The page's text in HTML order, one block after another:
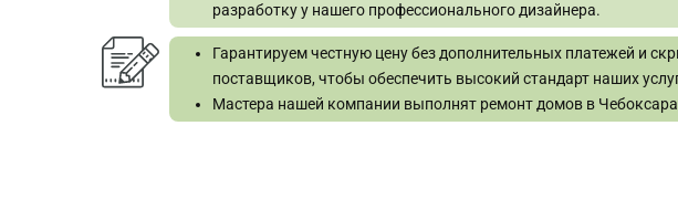
разработку у нашего профессионального дизайнера.
Гарантируем честную цену без дополнительных платежей и
поставщиков, чтобы обеспечить высокий стандарт наших
Мастера нашей компании выполнят ремонт домов в